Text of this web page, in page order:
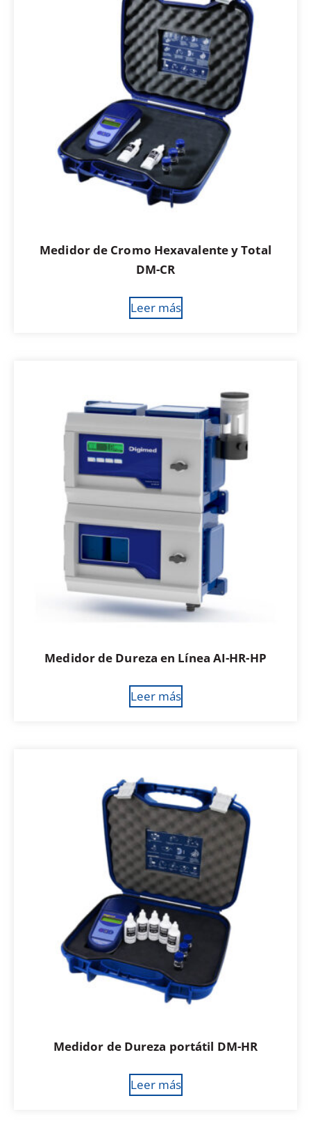
Medidor de Cromo Hexavalente y Total
DM-CR
Leer más
Medidor de Dureza en Línea AI-HR-HP
Leer más
Medidor de Dureza portátil DM-HR
Leer más